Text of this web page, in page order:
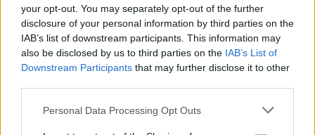
your opt-out. You may separately opt-out of the further
disclosure of your personal information by third parties on the
IAB’s list of downstream participants. This information may
also be disclosed by us to third parties on the IAB’s List of
Downstream Participants that may further disclose it to other
Please note that this website/app uses one or more Google
Personal Data Processing Opt Outs
CICLISMO